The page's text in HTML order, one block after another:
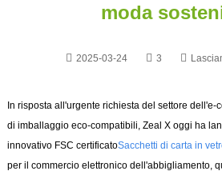
moda
2025-03-24 3
In risposta all'urgente richiesta del settore dell'e-
di imballaggio eco-compatibili, Zeal X oggi ha
innovativo FSC certificatoSacchetti di carta in
per il commercio elettronico dell'abbigliamento,